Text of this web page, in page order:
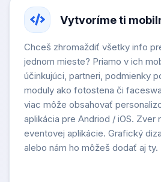
Vytvoríme ti
Chceš zhromaždiť všetky info
jednom mieste? Priamo v ich
účinkujúci, partneri, podmienky
moduly ako fotostena či
viac môže obsahovať
aplikácia pre Andriod / iOS. Zver
eventovej aplikácie. Grafický
alebo nám ho môžeš dodať aj ty.